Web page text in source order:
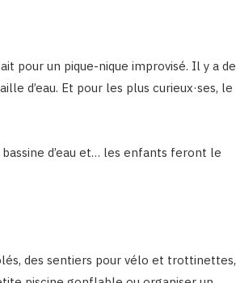
pour un pique-nique improvisé. Il y a de
d’eau. Et pour les plus curieux·ses, le
d’eau et… les enfants feront le
des sentiers pour vélo et trottinettes,